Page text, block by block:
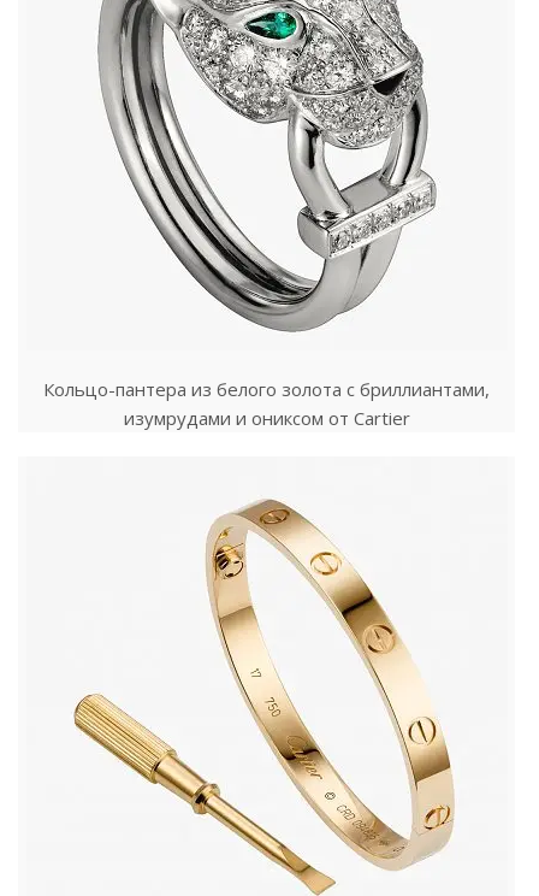
Кольцо-пантера из белого золота с бриллиантами,
изумрудами и ониксом от Cartier